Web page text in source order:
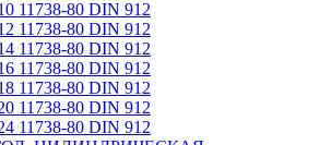
11738-80 DIN 912
11738-80 DIN 912
11738-80 DIN 912
11738-80 DIN 912
11738-80 DIN 912
11738-80 DIN 912
11738-80 DIN 912